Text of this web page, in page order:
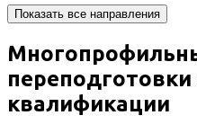
Показать все направления
квалификации